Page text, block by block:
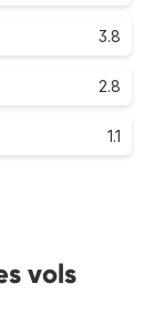
3.8
2.8
1.1
vols